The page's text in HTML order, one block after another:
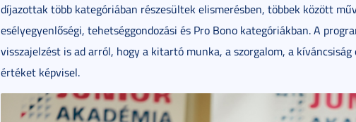
díjazottak több kategóriában részesültek elismerésben, többek között
esélyegyenlőségi, tehetséggondozási és Pro Bono kategóriákban. A
visszajelzést is ad arról, hogy a kitartó munka, a szorgalom, a
értéket képvisel.